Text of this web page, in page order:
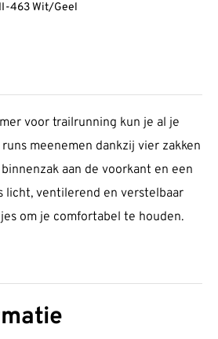
463 Wit/Geel
voor trailrunning kun je al je
meenemen dankzij vier zakken
aan de voorkant en een
licht, ventilerend en verstelbaar
om je comfortabel te houden.